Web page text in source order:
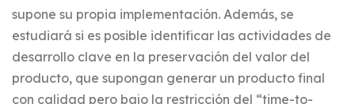
supone su propia implementación. Además, se
estudiará si es posible identificar las actividades de
desarrollo clave en la preservación del valor del
producto, que supongan generar un producto final
con calidad pero bajo la restricción del “time-to-